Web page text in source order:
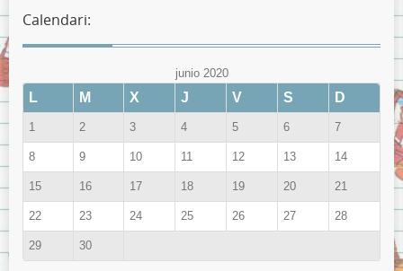
Calendari:
junio 2020
L M X J V S D
1 2 3 4 5 6 7
8 9 10 11 12 13 14
15 16 17 18 19 20 21
22 23 24 25 26 27 28
29 30